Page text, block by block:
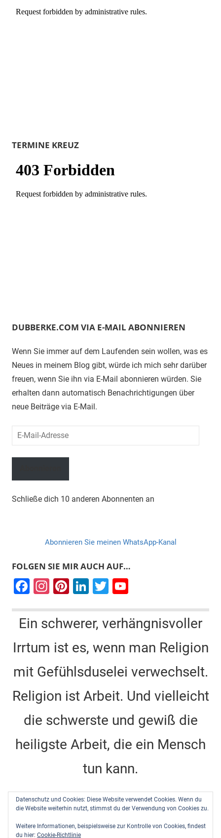
TERMINE KREUZ
DUBBERKE.COM VIA E-MAIL ABONNIEREN
Wenn Sie immer auf dem Laufenden sein wollen, was es
Neues in meinem Blog gibt, würde ich mich sehr darüber
freuen, wenn Sie ihn via E-Mail abonnieren würden. Sie
erhalten dann automatisch Benachrichtigungen über
neue Beiträge via E-Mail.
Mail-
Adresse
Schließe dich 10 anderen Abonnenten an
Abonnieren Sie meinen WhatsApp-Kanal
FOLGEN SIE MIR AUCH AUF…
F
c
e
b
o
o
k
In
a
gr
a
m
Pi
er
e
st
Li
k
e
dI
n
T
tt
er
u
T
u
b
e
C
h
a
n
el
Ein schwerer, verhängnisvoller
Irrtum ist es, wenn man Religion
mit Gefühlsduselei verwechselt.
Religion ist Arbeit. Und vielleicht
die schwerste und gewiß die
heiligste Arbeit, die ein Mensch
tun kann.
Dietrich Bonhoeffer -Barcelona, Berlin, Amerika
1928-1931, DBW Band 10, Seite 484
Datenschutz und Cookies: Diese Website verwendet Cookies. Wenn du
die Website weiterhin nutzt, stimmst du der Verwendung von Cookies zu.
Weitere Informationen, beispielsweise zur Kontrolle von Cookies, findest
du hier: Cookie-Richtlinie